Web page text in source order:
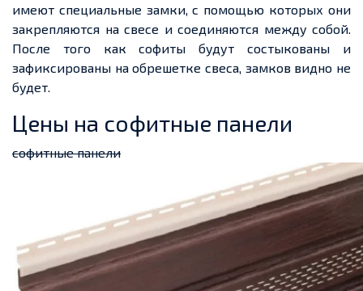
имеют специальные замки, с помощью которых они
закрепляются на свесе и соединяются между собой.
После того как софиты будут состыкованы и
зафиксированы наобрешетке свеса, замков видно не
будет.
Цены на софитные панели
софитные панели